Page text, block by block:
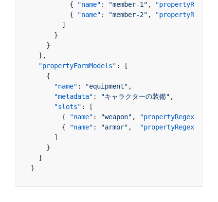
{
"name" : "member-1" , "propertyRegex"
{
"name" : "member-2" , "propertyRegex"
]
}
}
] ,
"propertyFormModels" :
[
{
"name" : "equipment" ,
"metadata" : "キャラクターの装備" ,
"slots" :
[
{
"name" : "weapon" , "propertyRegex"
{
"name" : "armor" , "propertyRegex"
]
}
]
}